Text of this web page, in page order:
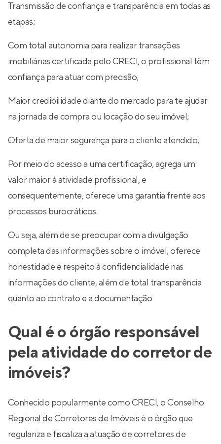
Transmissão de confiança e transparência em todas as
etapas;
Com total autonomia para realizar transações
imobiliárias certificada pelo CRECI, o profissional têm
confiança para atuar com precisão;
Maior credibilidade diante do mercado para te ajudar
na jornada de compra ou locação do seu imóvel;
Oferta de maior segurança para o cliente atendido;
Por meio do acesso a uma certificação, agrega um
valor maior à atividade profissional, e
consequentemente, oferece uma garantia frente aos
processos burocráticos.
Ou seja, além de se preocupar com a divulgação
completa das informações sobre o imóvel, oferece
honestidade e respeito à confidencialidade nas
informações do cliente, além de total transparência
quanto ao contrato e a documentação.
Qual é o órgão responsável
pela atividade do corretor de
imóveis?
Conhecido popularmente como CRECI, o Conselho
Regional de Corretores de Imóveis é o órgão que
regulariza e fiscaliza a atuação de corretores de